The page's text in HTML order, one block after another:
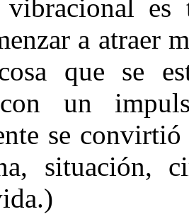
vibracional
a atraer
que se
un
se
situación,